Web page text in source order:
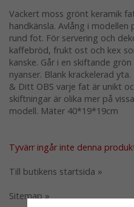
Vackert moss grönt keramik
handkänsla. Avlång i
rund fot. För servering och
kaffebröd, frukt ost och kex
kanske. Går i en skiftande
nyanser. Blank krackelerad
& Ditt OBS varje fat är unikt
skiftningar är olika mer på
modell. Mäter 40*19*19cm
Tyvärr ingår inte denna
Till butikens startsida »
Sitemap »